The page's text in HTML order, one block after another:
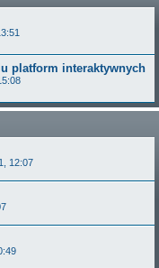
platform interaktywnych
12:07